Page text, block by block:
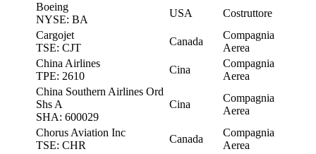
Boeing
NYSE: BA
USA
Costruttore
Cargojet
TSE: CJT
Canada
Compagnia
Aerea
China Airlines
TPE: 2610
Cina
Compagnia
Aerea
China Southern Airlines Ord
Shs A
SHA: 600029
Cina
Compagnia
Aerea
Chorus Aviation Inc
TSE: CHR
Canada
Compagnia
Aerea